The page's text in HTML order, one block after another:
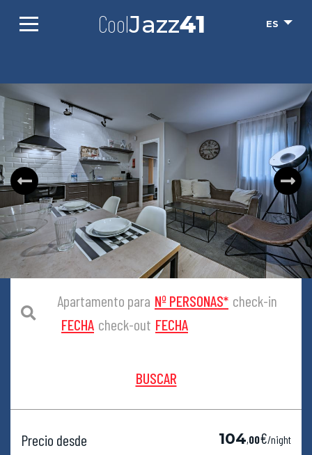
CoolJazz41 ES
Apartamento para Nº PERSONAS* check-in
FECHA check-out FECHA
BUSCAR
Precio desde 104,00€/night